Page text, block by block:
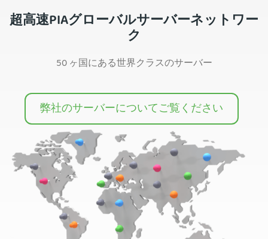
超高速PIAグローバルサーバーネットワー
ク
50 ヶ国にある世界クラスのサーバー
弊社のサーバーについてご覧ください